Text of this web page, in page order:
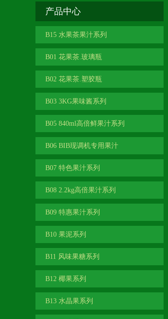
产品中心
B15 水果茶果汁系列
B01 花果茶.玻璃瓶
B02 花果茶.塑胶瓶
B03 3KG果味酱系列
B05 840ml高倍鲜果汁系列
B06 BIB现调机专用果汁
B07 特色果汁系列
B08 2.2kg高倍果汁系列
B09 特惠果汁系列
B10 果泥系列
B11 风味果糖系列
B12 椰果系列
B13 水晶果系列